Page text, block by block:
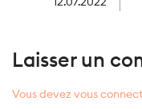
Laisser un
Vous devez vous